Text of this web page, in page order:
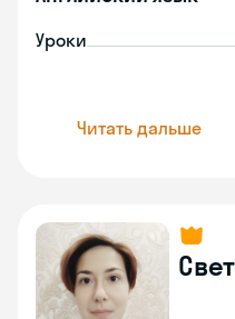
Уроки
Читать дальше